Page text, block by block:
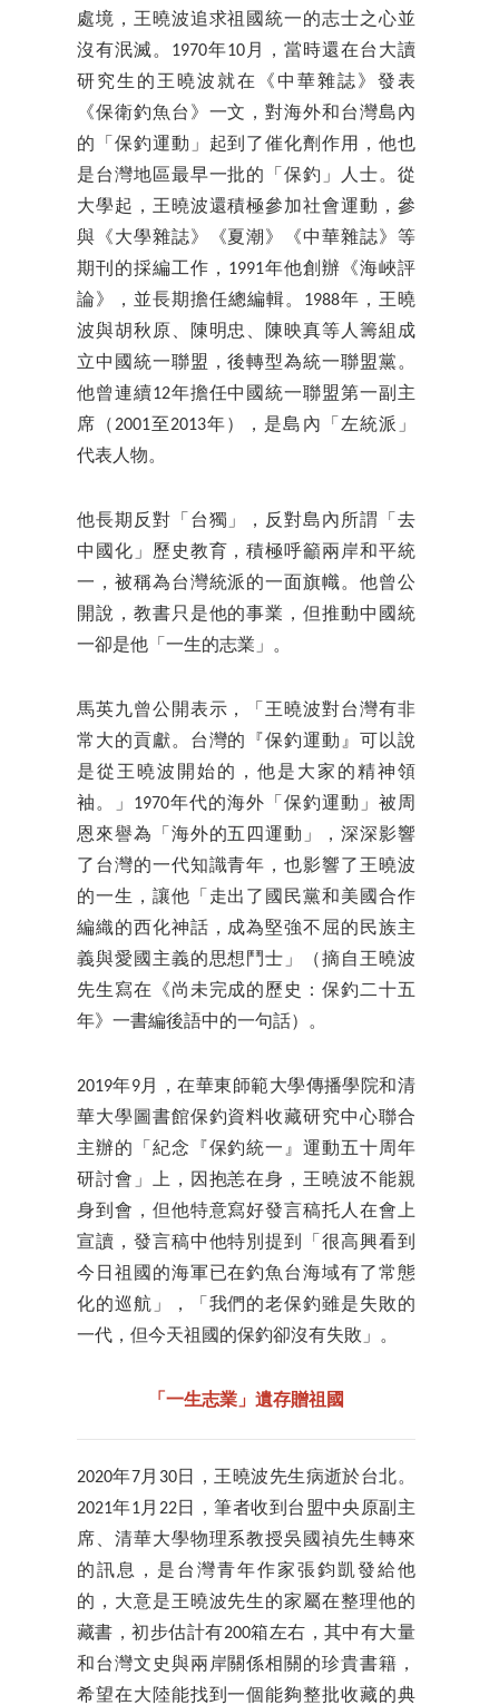
處境，王曉波追求祖國統一的志士之心並
沒有泯滅。1970年10月，當時還在台大讀
研究生的王曉波就在《中華雜誌》發表
《保衛釣魚台》一文，對海外和台灣島內
的「保釣運動」起到了催化劑作用，他也
是台灣地區最早一批的「保釣」人士。從
大學起，王曉波還積極參加社會運動，參
與《大學雜誌》《夏潮》《中華雜誌》等
期刊的採編工作，1991年他創辦《海峽評
論》，並長期擔任總編輯。1988年，王曉
波與胡秋原、陳明忠、陳映真等人籌組成
立中國統一聯盟，後轉型為統一聯盟黨。
他曾連續12年擔任中國統一聯盟第一副主
席（2001至2013年），是島內「左統派」
代表人物。
他長期反對「台獨」，反對島內所謂「去
中國化」歷史教育，積極呼籲兩岸和平統
一，被稱為台灣統派的一面旗幟。他曾公
開說，教書只是他的事業，但推動中國統
一卻是他「一生的志業」。
馬英九曾公開表示，「王曉波對台灣有非
常大的貢獻。台灣的『保釣運動』可以說
是從王曉波開始的，他是大家的精神領
袖。」1970年代的海外「保釣運動」被周
恩來譽為「海外的五四運動」，深深影響
了台灣的一代知識青年，也影響了王曉波
的一生，讓他「走出了國民黨和美國合作
編織的西化神話，成為堅強不屈的民族主
義與愛國主義的思想鬥士」（摘自王曉波
先生寫在《尚未完成的歷史：保釣二十五
年》一書編後語中的一句話）。
2019年9月，在華東師範大學傳播學院和清
華大學圖書館保釣資料收藏研究中心聯合
主辦的「紀念『保釣統一』運動五十周年
研討會」上，因抱恙在身，王曉波不能親
身到會，但他特意寫好發言稿托人在會上
宣讀，發言稿中他特別提到「很高興看到
今日祖國的海軍已在釣魚台海域有了常態
化的巡航」，「我們的老保釣雖是失敗的
一代，但今天祖國的保釣卻沒有失敗」。
「一生志業」遺存贈祖國
2020年7月30日，王曉波先生病逝於台北。
2021年1月22日，筆者收到台盟中央原副主
席、清華大學物理系教授吳國禎先生轉來
的訊息，是台灣青年作家張鈞凱發給他
的，大意是王曉波先生的家屬在整理他的
藏書，初步估計有200箱左右，其中有大量
和台灣文史與兩岸關係相關的珍貴書籍，
希望在大陸能找到一個能夠整批收藏的典